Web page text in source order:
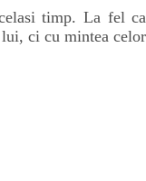
timp. La fel
lui, ci cu mintea